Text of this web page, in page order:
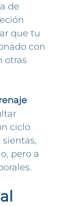
de
que tu
con
otras
ciclo
pero a